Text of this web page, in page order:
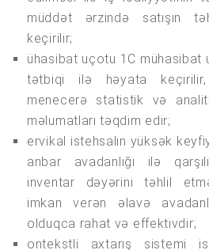
müddət ərzində satışın
keçirilir;
ühasibat uçotu 1C mühasibat
tətbiqi ilə həyata
menecerə statistik və
məlumatları təqdim edir;
ervikal istehsalın yüksək
anbar avadanlığı ilə
inventar dəyərini təhlil
imkan verən əlavə
olduqca rahat və effektivdir;
ontekstli axtarış sistemi